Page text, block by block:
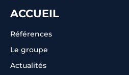
ACCUEIL
Références
Le groupe
Actualités